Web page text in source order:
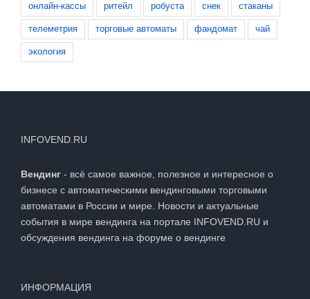
онлайн-кассы ритейл робуста снек стаканы
телеметрия торговые автоматы фандомат чай
экология
INFOVEND.RU
Вендинг - всё самое важное, полезное и интересное о
бизнесе с автоматическими вендинговыми торговыми
автоматами в России и мире. Новости и актуальные
события в мире вендинга на портале INFOVEND.RU и
обсуждения вендинга на форуме о вендинге
ИНФОРМАЦИЯ